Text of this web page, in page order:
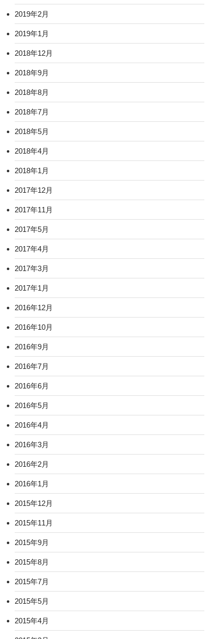
2019年2月
2019年1月
2018年12月
2018年9月
2018年8月
2018年7月
2018年5月
2018年4月
2018年1月
2017年12月
2017年11月
2017年5月
2017年4月
2017年3月
2017年1月
2016年12月
2016年10月
2016年9月
2016年7月
2016年6月
2016年5月
2016年4月
2016年3月
2016年2月
2016年1月
2015年12月
2015年11月
2015年9月
2015年8月
2015年7月
2015年5月
2015年4月